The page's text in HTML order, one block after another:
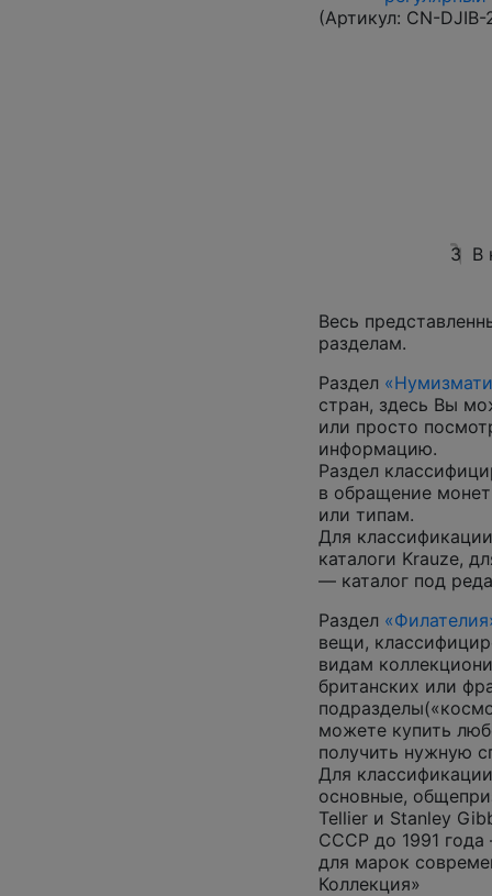
(Артикул: CN-DJIB-
3 В
Весь
разделам.
Раздел
стран, здесь Вы
или просто
информацию.
Раздел
в обращение
или типам.
Для
каталоги Krauze,
— каталог под
Раздел
вещи,
видам
британских или
можете купить
получить нужную
Для
основные,
Tellier и Stanley
СССР до 1991
для марок
Коллекция»